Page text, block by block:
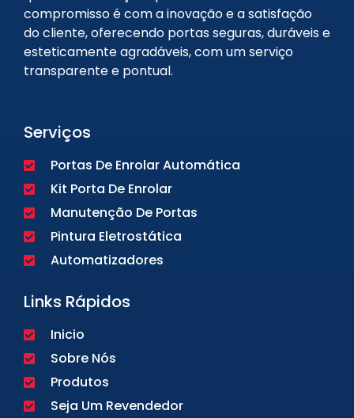
compromisso é com a inovação e a satisfação
do cliente, oferecendo portas seguras, duráveis e
esteticamente agradáveis, com um serviço
transparente e pontual.
Serviços
Portas De Enrolar Automática
Kit Porta De Enrolar
Manutenção De Portas
Pintura Eletrostática
Automatizadores
Links Rápidos
Inicio
Sobre Nós
Produtos
Seja Um Revendedor